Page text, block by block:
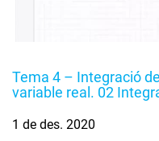
Tema 4 – Integració
variable real. 02
1 de des. 2020